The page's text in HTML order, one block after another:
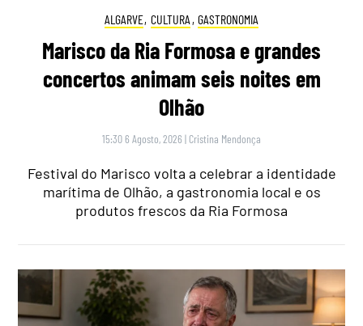
ALGARVE, CULTURA , GASTRONOMIA
Marisco da Ria Formosa e grandes
concertos animam seis noites em
Olhão
15:30 6 Agosto, 2026 | Cristina Mendonça
Festival do Marisco volta a celebrar a identidade
marítima de Olhão, a gastronomia local e os
produtos frescos da Ria Formosa